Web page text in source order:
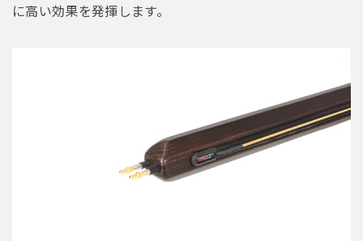
に高い効果を発揮します。